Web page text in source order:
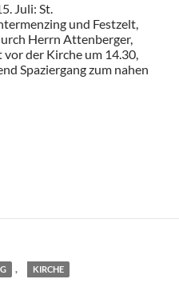
Juli: St.
und Festzelt,
Herrn Attenberger,
der Kirche um 14.30,
Spaziergang zum nahen
, KIRCHE